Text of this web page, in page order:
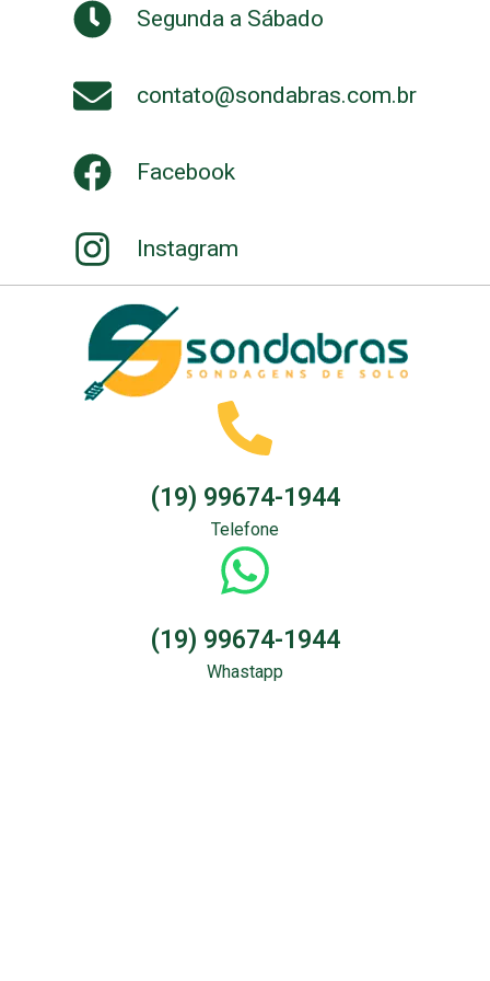
Segunda a Sábado
contato@sondabras.com.br
Facebook
Instagram
(19) 99674-1944
Telefone
(19) 99674-1944
Whastapp